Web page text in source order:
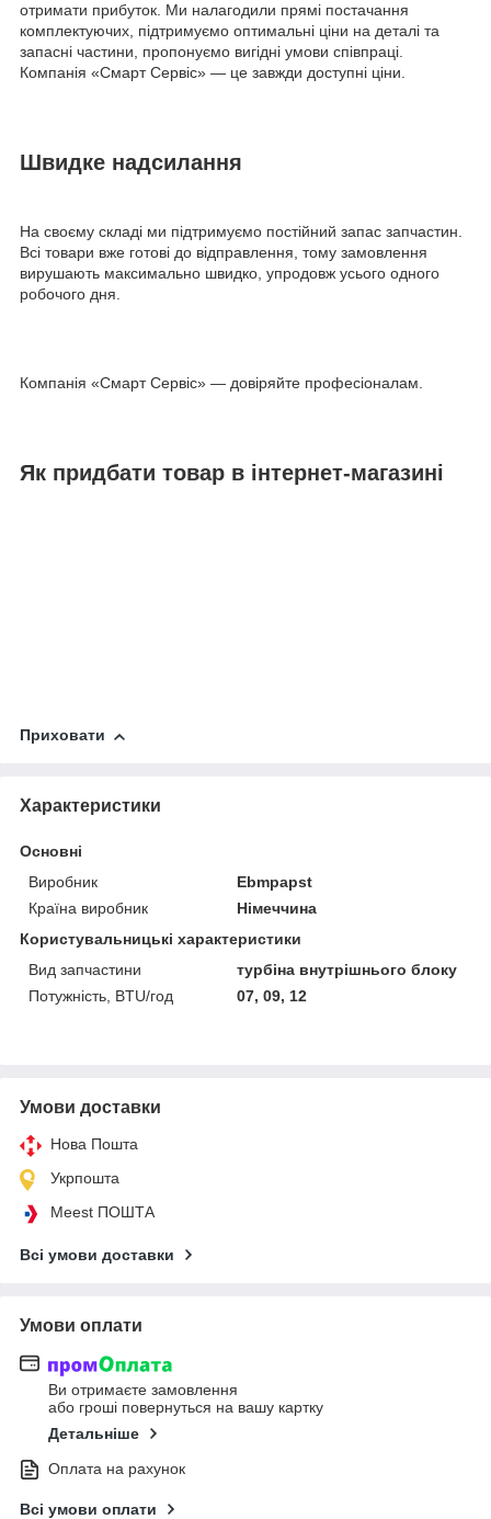
отримати прибуток. Ми налагодили прямі постачання
комплектуючих, підтримуємо оптимальні ціни на деталі та
запасні частини, пропонуємо вигідні умови співпраці.
Компанія «Смарт Сервіс» — це завжди доступні ціни.
Швидке надсилання
На своєму складі ми підтримуємо постійний запас запчастин.
Всі товари вже готові до відправлення, тому замовлення
вирушають максимально швидко, упродовж усього одного
робочого дня.
Компанія «Смарт Сервіс» — довіряйте професіоналам.
Як придбати товар в інтернет-магазині
Приховати
Характеристики
Основні
Виробник
Ebmpapst
Країна виробник
Німеччина
Користувальницькі характеристики
Вид запчастини
турбіна внутрішнього блоку
Потужність, BTU/год
07, 09, 12
Умови доставки
Нова Пошта
Укрпошта
Meest ПОШТА
Всі умови доставки
Умови оплати
Ви отримаєте замовлення
або гроші повернуться на вашу картку
Детальніше
Оплата на рахунок
Всі умови оплати